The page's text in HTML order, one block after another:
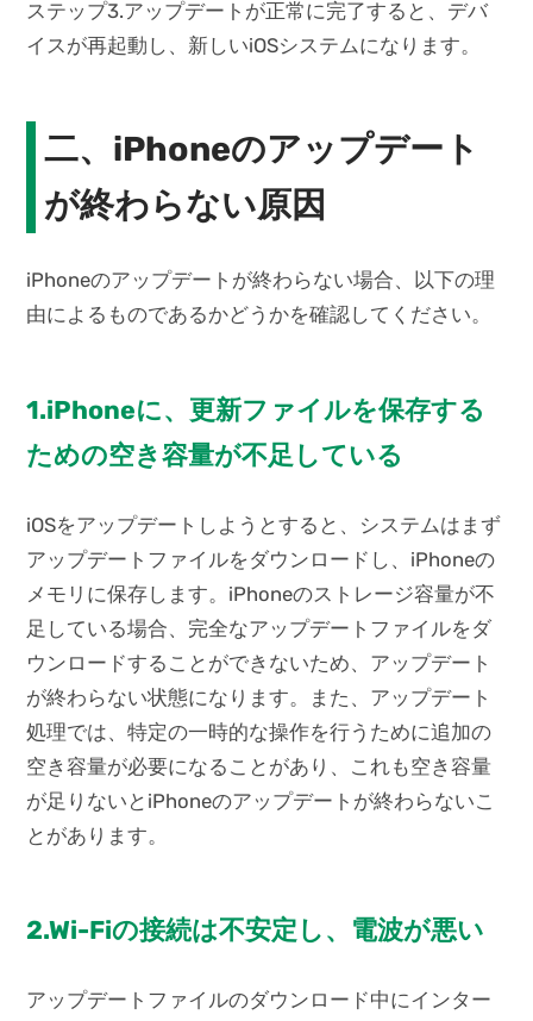
ステップ3.アップデートが正常に完了すると、デバ
イスが再起動し、新しいiOSシステムになります。
二、iPhoneのアップデート
が終わらない原因
iPhoneのアップデートが終わらない場合、以下の理
由によるものであるかどうかを確認してください。
1.iPhoneに、更新ファイルを保存する
ための空き容量が不足している
iOSをアップデートしようとすると、システムはまず
アップデートファイルをダウンロードし、iPhoneの
メモリに保存します。iPhoneのストレージ容量が不
足している場合、完全なアップデートファイルをダ
ウンロードすることができないため、アップデート
が終わらない状態になります。また、アップデート
処理では、特定の一時的な操作を行うために追加の
空き容量が必要になることがあり、これも空き容量
が足りないとiPhoneのアップデートが終わらないこ
とがあります。
2.Wi-Fiの接続は不安定し、電波が悪い
アップデートファイルのダウンロード中にインター